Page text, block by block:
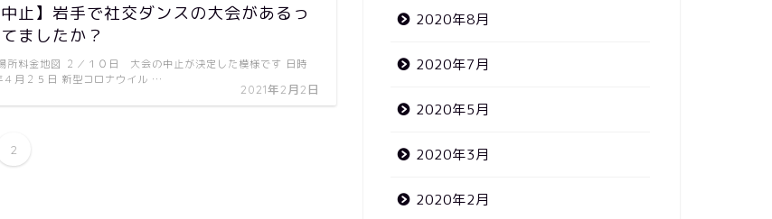
中止】岩手で社交ダンスの大会があるっ
ましたか？
2021年2月2日
所料金地図 ２／１０日 大会の中止が決定した模様です 日時
４月２５日 新型コロナウイル …
2
2020年8月
2020年7月
2020年5月
2020年3月
2020年2月